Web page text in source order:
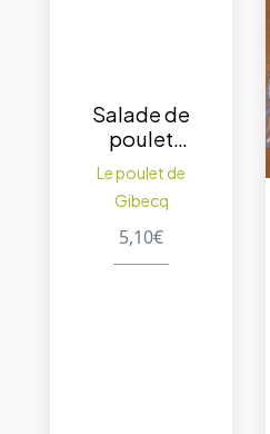
Salade de
poulet
cocktail
250 gr.
Le poulet de
Gibecq
5,10€